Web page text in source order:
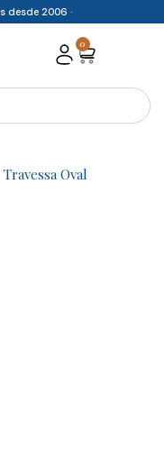
desde 2006 ·
0
Cart
Oval